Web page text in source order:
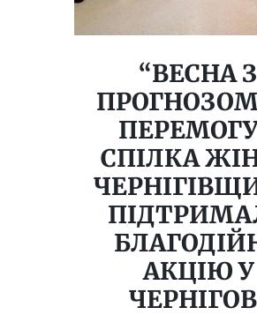
“ВЕСНА З
СПІЛКА
АКЦІЮ У